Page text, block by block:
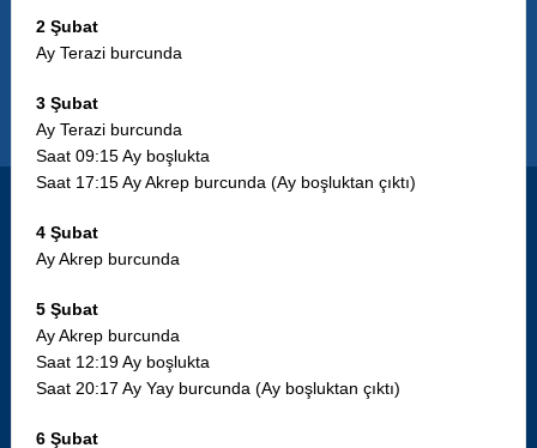
2 Şubat
Ay Terazi burcunda
3 Şubat
Ay Terazi burcunda
Saat 09:15 Ay boşlukta
Saat 17:15 Ay Akrep burcunda (Ay boşluktan çıktı)
4 Şubat
Ay Akrep burcunda
5 Şubat
Ay Akrep burcunda
Saat 12:19 Ay boşlukta
Saat 20:17 Ay Yay burcunda (Ay boşluktan çıktı)
6 Şubat